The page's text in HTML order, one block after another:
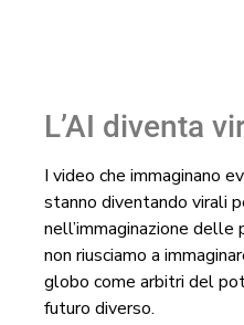
L’AI diventa
I video che immaginano
stanno diventando virali
nell’immaginazione delle
non riusciamo a
globo come arbitri del
futuro diverso.